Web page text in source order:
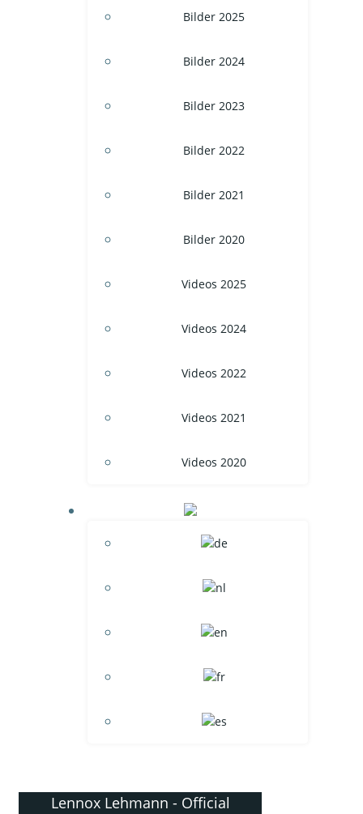
Bilder 2025
Bilder 2024
Bilder 2023
Bilder 2022
Bilder 2021
Bilder 2020
Videos 2025
Videos 2024
Videos 2022
Videos 2021
Videos 2020
Lennox Lehmann - Official